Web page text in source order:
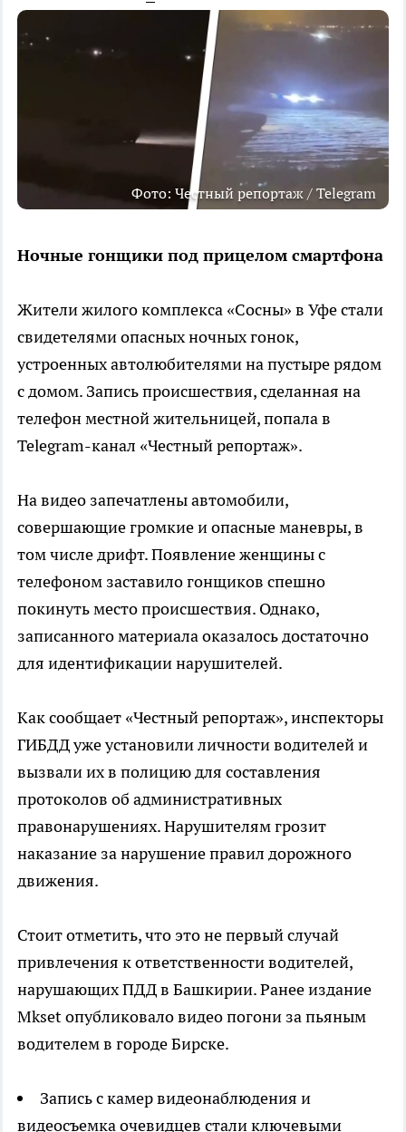
Фото: Честный репортаж / Telegram
Ночные гонщики под прицелом смартфона
Жители жилого комплекса «Сосны» в Уфе стали
свидетелями опасных ночных гонок,
устроенных автолюбителями на пустыре рядом
с домом. Запись происшествия, сделанная на
телефон местной жительницей, попала в
Telegram-канал «Честный репортаж».
На видео запечатлены автомобили,
совершающие громкие и опасные маневры, в
том числе дрифт. Появление женщины с
телефоном заставило гонщиков спешно
покинуть место происшествия. Однако,
записанного материала оказалось достаточно
для идентификации нарушителей.
Как сообщает «Честный репортаж», инспекторы
ГИБДД уже установили личности водителей и
вызвали их в полицию для составления
протоколов об административных
правонарушениях. Нарушителям грозит
наказание за нарушение правил дорожного
движения.
Стоит отметить, что это не первый случай
привлечения к ответственности водителей,
нарушающих ПДД в Башкирии. Ранее издание
Mkset опубликовало видео погони за пьяным
водителем в городе Бирске.
Запись с камер видеонаблюдения и
видеосъемка очевидцев стали ключевыми